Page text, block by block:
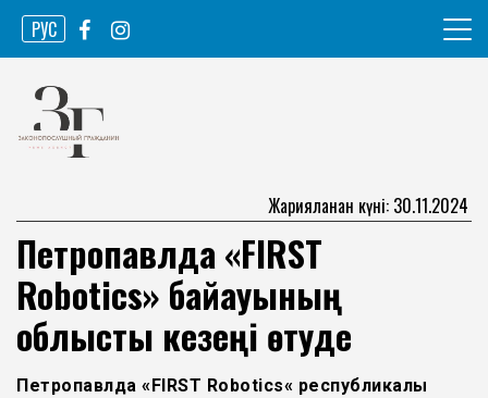
Skip
content
РУС
Законопослушный гражданин
Жарияланған күні: 30.11.2024
Петропавлда «FIRST
Robotics» байқауының
облыстық кезеңі өтуде
Петропавлда « FIRST Robotics« республикалық